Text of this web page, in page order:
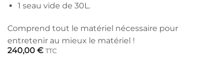
1 seau vide de 30L.
Comprend tout le matériel nécessaire pour
entretenir au mieux le matériel !
240,00 € TTC